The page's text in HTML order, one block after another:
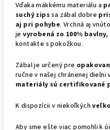
Vďaka mäkkému materiálu a
suchý zips sa zábal dobre
aj pri pohybe. Vrchná aj
jevyrobená zo 100% bavlny,
kontakte s pokožkou.
Zábal je určený pre
ručne v našej chránenej dielni
materiály sú certifikované
K dispozícii v niekoľkých
Aby sme ešte viac pomohli k